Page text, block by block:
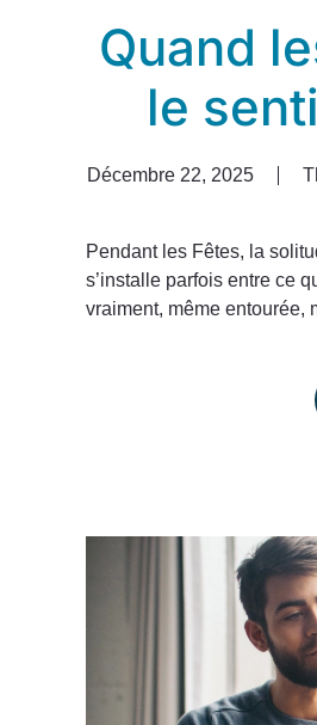
Quand
le
Décembre 22, 2025
Pendant les Fêtes, la
s’installe parfois entre ce
vraiment, même entourée,